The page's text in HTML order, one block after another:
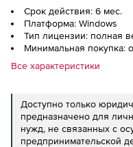
Срок действия: 6 мес.
Платформа: Windows
Тип лицензии: полная
Минимальная покупка:
Все характеристики
Доступно только
предназначено для
нужд, не связанных с
предпринимательской